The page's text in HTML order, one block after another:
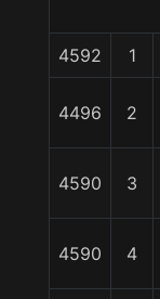
4592 1
4496 2
4590 3
4590 4